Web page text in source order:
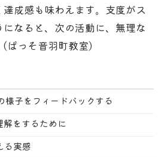
成感も味わえます。支度がス
なると、次の活動に、無理な
(ぱっそ音羽町教室)
様子をフィードバックする
解をするために
る実感